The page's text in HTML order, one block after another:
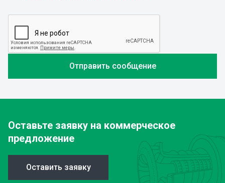
Оставьте заявку на коммерческое
предложение
Оставить заявку